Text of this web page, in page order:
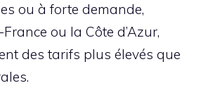
ou à forte demande,
France ou la Côte d’Azur,
des tarifs plus élevés que